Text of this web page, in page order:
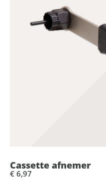
Cassette afnemer
€ 6,97